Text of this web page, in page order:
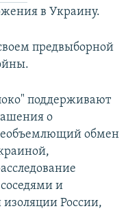
в Украину.
предвыборной
поддерживают
о
обмен
и
России,